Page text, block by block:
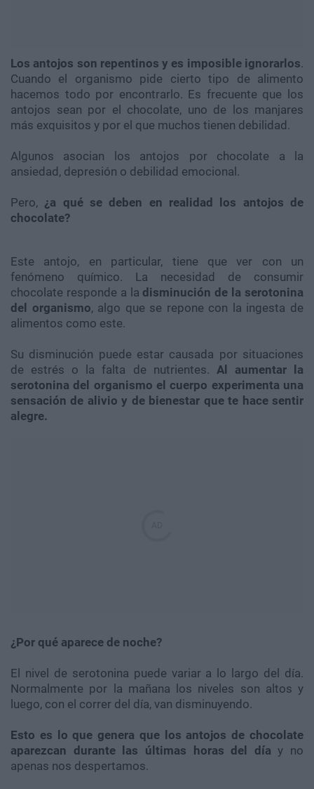
Los antojos son repentinos y es imposible ignorarlos.
Cuando el organismo pide cierto tipo de alimento
hacemos todo por encontrarlo. Es frecuente que los
antojos sean por el chocolate, uno de los manjares
más exquisitos y por el que muchos tienen debilidad.
Algunos asocian los antojos por chocolate a la
ansiedad, depresión o debilidad emocional.
Pero, ¿a qué se deben en realidad los antojos de
chocolate?
Este antojo, en particular, tiene que ver con un
fenómeno químico. La necesidad de consumir
chocolate responde a la disminución de la serotonina
del organismo, algo que se repone con la ingesta de
alimentos como este.
Su disminución puede estar causada por situaciones
de estrés o la falta de nutrientes. Al aumentar la
serotonina del organismo el cuerpo experimenta una
sensación de alivio y de bienestar que te hace sentir
alegre.
¿Por qué aparece de noche?
El nivel de serotonina puede variar a lo largo del día.
Normalmente por la mañana los niveles son altos y
luego, con el correr del día, van disminuyendo.
Esto es lo que genera que los antojos de chocolate
aparezcan durante las últimas horas del día y no
apenas nos despertamos.